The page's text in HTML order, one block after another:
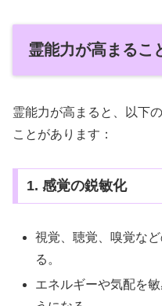
霊能力が高まるこ
霊能力が高まると、以下
ことがあります：
1. 感覚の鋭敏化
視覚、聴覚、嗅覚な
る。
エネルギーや気配を